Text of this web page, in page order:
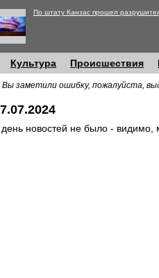
По штату Канзас прошел
Культура Происшествия
Вы заметили ошибку, пожалуйста,
новостей не было - видимо,